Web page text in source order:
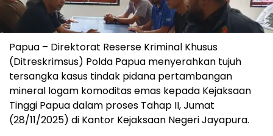
Papua – Direktorat Reserse Kriminal Khusus
(Ditreskrimsus) Polda Papua menyerahkan tujuh
tersangka kasus tindak pidana pertambangan
mineral logam komoditas emas kepada Kejaksaan
Tinggi Papua dalam proses Tahap II, Jumat
(28/11/2025) di Kantor Kejaksaan Negeri Jayapura.